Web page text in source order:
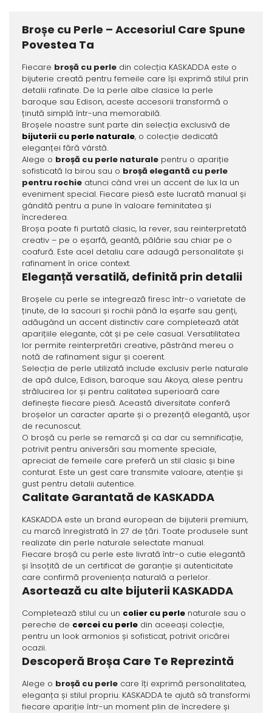
Broșe cu Perle – Accesoriul Care Spune
Povestea Ta
Fiecare broșă cu perledin colecția KASKADDA este o
bijuterie creată pentru femeile care își exprimă stilul prin
detalii rafinate. De la perle albe clasice la perle
baroque sau Edison, aceste accesorii transformă o
ținută simplă într-una memorabilă.
Broșele noastre sunt parte din selecția exclusivă de
bijuterii cu perle naturale, o colecție dedicată
eleganței fără vârstă.
Alege o broșă cu perle naturalepentru o apariție
sofisticată la birou sau o broșă elegantă cu perle
pentru rochieatunci când vrei un accent de lux la un
eveniment special. Fiecare piesă este lucrată manual și
gândită pentru a pune în valoare feminitatea și
încrederea.
Broșa poate fi purtată clasic, la rever, sau reinterpretată
creativ – pe o eșarfă, geantă, pălărie sau chiar pe o
coafură. Este acel detaliu care adaugă personalitate și
rafinament în orice context.
Eleganță versatilă, definită prin detalii
Broșele cu perle se integrează firesc într-o varietate de
ținute, de la sacouri și rochii până la eșarfe sau genți,
adăugând un accent distinctiv care completează atât
aparițiile elegante, cât și pe cele casual. Versatilitatea
lor permite reinterpretări creative, păstrând mereu o
notă de rafinament sigur și coerent.
Selecția de perle utilizată include exclusiv perle naturale
de apă dulce, Edison, baroque sau Akoya, alese pentru
strălucirea lor și pentru calitatea superioară care
definește fiecare piesă. Această diversitate conferă
broșelor un caracter aparte și o prezență elegantă, ușor
de recunoscut.
O broșă cu perle se remarcă și ca dar cu semnificație,
potrivit pentru aniversări sau momente speciale,
apreciat de femeile care preferă un stil clasic și bine
conturat. Este un gest care transmite valoare, atenție și
gust pentru detalii autentice.
Calitate Garantată de KASKADDA
KASKADDA este un brand european de bijuterii premium,
cu marcă înregistrată în 27 de țări. Toate produsele sunt
realizate din perle naturale selectate manual.
Fiecare broșă cu perle este livrată într-o cutie elegantă
și însoțită de un certificat de garanție și autenticitate
care confirmă proveniența naturală a perlelor.
Asortează cu alte bijuterii KASKADDA
Completează stilul cu un colier cu perlenaturale sau o
pereche de cercei cu perledin aceeași colecție,
pentru un look armonios și sofisticat, potrivit oricărei
ocazii.
Descoperă Broșa Care Te Reprezintă
Alege o broșă cu perlecare îți exprimă personalitatea,
eleganța și stilul propriu. KASKADDA te ajută să transformi
fiecare apariție într-un moment plin de încredere și